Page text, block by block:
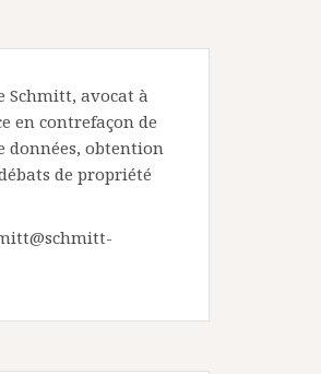
Schmitt, avocat à
en contrefaçon de
données, obtention
de propriété